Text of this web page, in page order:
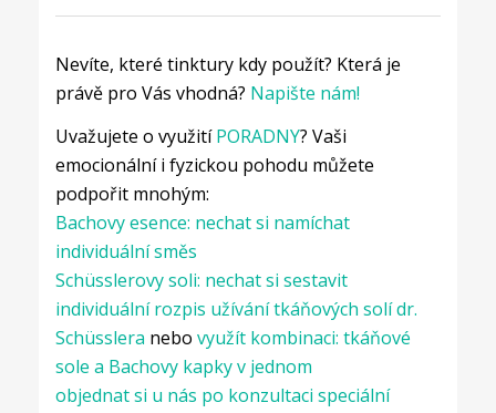
Nevíte, které tinktury kdy použít? Která je
právě pro Vás vhodná? Napište nám!
Uvažujete o využitíPORADNY? Vaši
emocionální i fyzickou pohodu můžete
podpořit mnohým:
Bachovy esence: nechat si namíchat
individuální směs
Schüsslerovy soli: nechat si sestavit
individuální rozpis užívání tkáňových solí dr.
Schüsslera nebo využít kombinaci: tkáňové
sole a Bachovy kapky v jednom
objednat si u nás po konzultaci speciální